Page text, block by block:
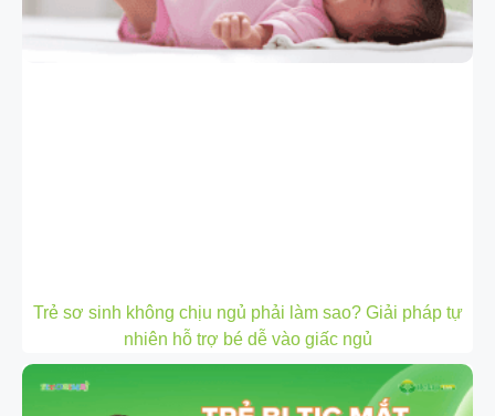
Trẻ sơ sinh không chịu ngủ phải làm sao? Giải pháp tự
nhiên hỗ trợ bé dễ vào giấc ngủ